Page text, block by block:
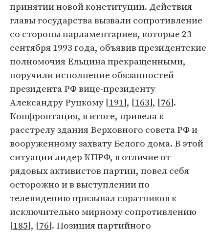
принятии новой конституции. Действия
главы государства вызвали сопротивление
со стороны парламентариев, которые 23
сентября 1993 года, объявив президентские
полномочия Ельцина прекращенными,
поручили исполнение обязанностей
президента РФ вице-президенту
Александру Руцкому [191], [163], [76].
Конфронтация, в итоге, привела к
расстрелу здания Верховного совета РФ и
вооруженному захвату Белого дома. В этой
ситуации лидер КПРФ, в отличие от
рядовых активистов партии, повел себя
осторожно и в выступлении по
телевидению призывал соратников к
исключительно мирному сопротивлению
[185], [76]. Позиция партийного